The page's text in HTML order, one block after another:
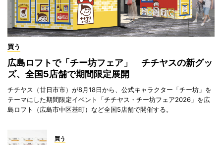
買う
広島ロフトで「チー坊フェア」 チチヤスの新グッ
ズ、全国5店舗で期間限定展開
チチヤス（廿日市市）が8月18日から、公式キャラクター「チー坊」を
テーマにした期間限定イベント「チチヤス・チー坊フェア2026」を広
島ロフト（広島市中区基町）など全国5店舗で開催する。
買う